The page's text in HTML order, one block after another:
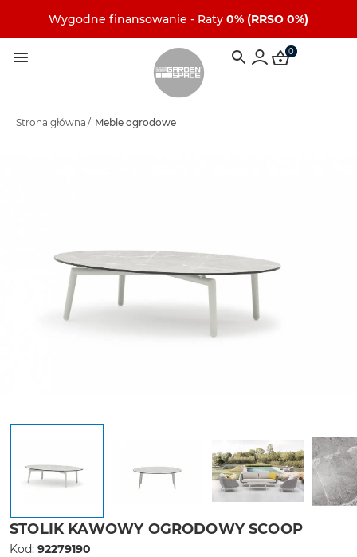
Wygodne finansowanie - Raty 0% (RRSO 0%)
0
Strona główna / Meble ogrodowe
STOLIK KAWOWY OGRODOWY SCOOP
Kod: 92279190